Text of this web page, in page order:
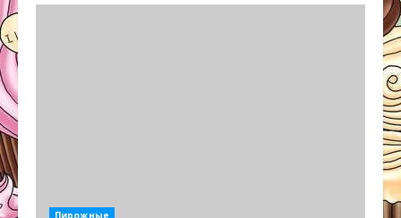
Пирожные